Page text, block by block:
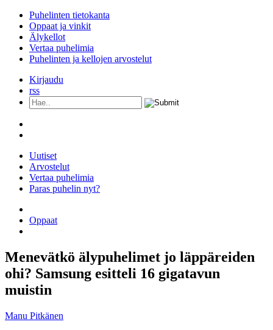
Puhelinten tietokanta
Oppaat ja vinkit
Älykellot
Vertaa puhelimia
Puhelinten ja kellojen arvostelut
Kirjaudu
rss
Uutiset
Arvostelut
Vertaa puhelimia
Paras puhelin nyt?
Oppaat
Menevätkö älypuhelimet jo läppäreiden
ohi? Samsung esitteli 16 gigatavun
muistin
Manu Pitkänen